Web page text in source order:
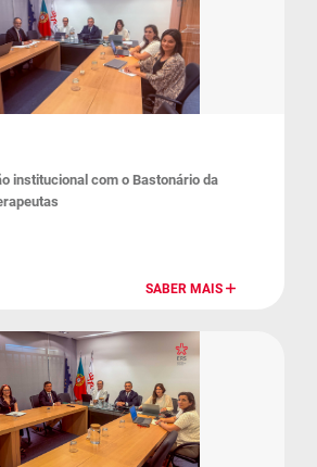
institucional com o Bastonário da
SABER MAIS